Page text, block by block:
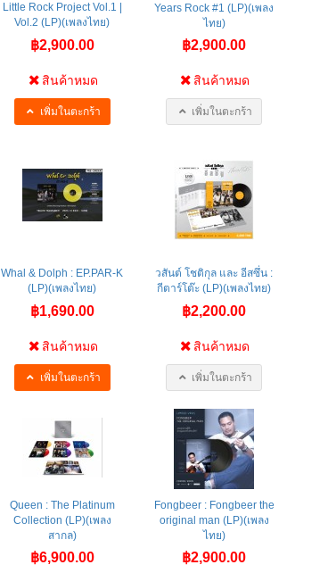
Little Rock Project Vol.1 |
Vol.2 (LP)(เพลงไทย)
฿2,900.00
สินค้าหมด
เพิ่มในตะกร้า
Years Rock #1 (LP)(เพลง
ไทย)
฿2,900.00
สินค้าหมด
เพิ่มในตะกร้า
Whal & Dolph : EP.PAR-K
(LP)(เพลงไทย)
฿1,690.00
สินค้าหมด
เพิ่มในตะกร้า
วสันต์ โชติกุล และ อีสซึ่น :
กีตาร์โต๊ะ (LP)(เพลงไทย)
฿2,200.00
สินค้าหมด
เพิ่มในตะกร้า
Queen : The Platinum
Collection (LP)(เพลง
สากล)
฿6,900.00
Fongbeer : Fongbeer the
original man (LP)(เพลง
ไทย)
฿2,900.00